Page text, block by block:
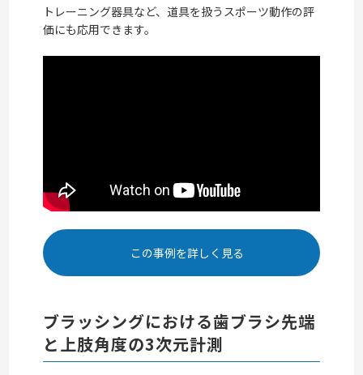
トレーニング器具など、道具を扱うスポーツ動作の評
価にも応用できます。
この事例を詳しく見る
ブラッシングにおける歯ブラシ先端
と上肢角度の3次元計測